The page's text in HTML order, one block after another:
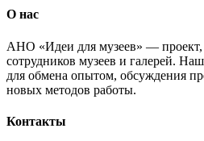
О нас
АНО «Идеи для музеев» —
сотрудников музеев и галерей.
для обмена опытом, обсуждения
новых методов работы.
Контакты